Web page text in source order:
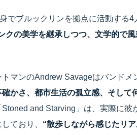
でブルックリンを拠点に活動する4
クの美学を継承しつつ、文学的で
マンのAndrew Savageはバンド
かさ、都市生活の孤立感、そして
and Starving」は、実際に彼
ており、 “散歩しながら感じたリ